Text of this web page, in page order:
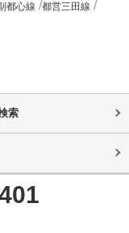
都心線
都営三田線
索